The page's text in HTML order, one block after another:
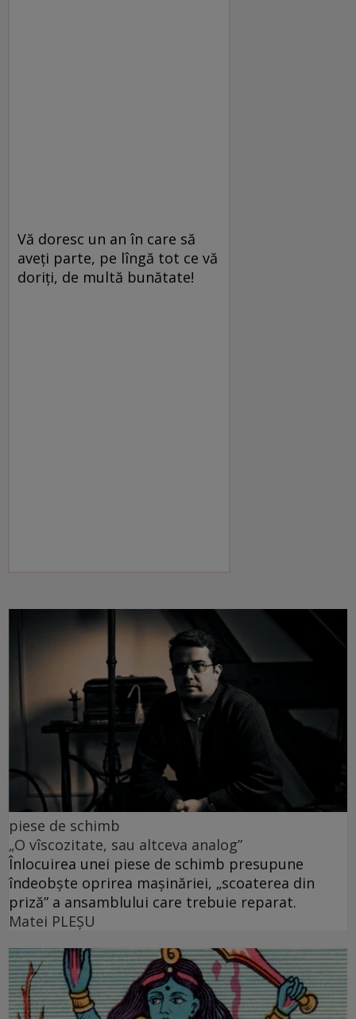
Vă doresc un an în care să
aveți parte, pe lîngă tot ce vă
doriți, de multă bunătate!
piese de schimb
„O vîscozitate, sau altceva analog”
Înlocuirea unei piese de schimb presupune
îndeobște oprirea mașinăriei, „scoaterea din
priză” a ansamblului care trebuie reparat.
Matei PLEŞU